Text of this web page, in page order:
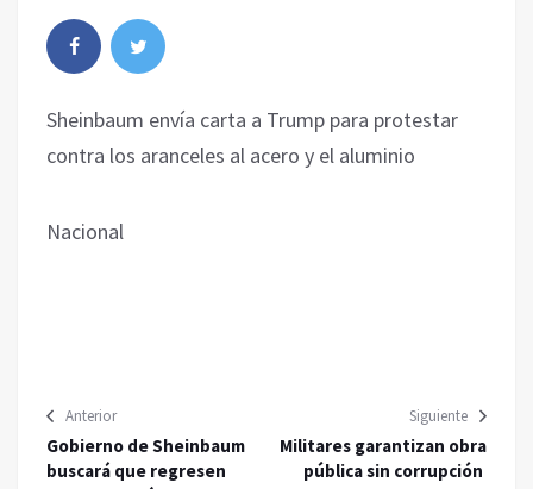
Sheinbaum envía carta a Trump para protestar
contra los aranceles al acero y el aluminio
Nacional
Anterior
Gobierno de Sheinbaum
buscará que regresen
Siguiente
Militares garantizan obra
pública sin corrupción